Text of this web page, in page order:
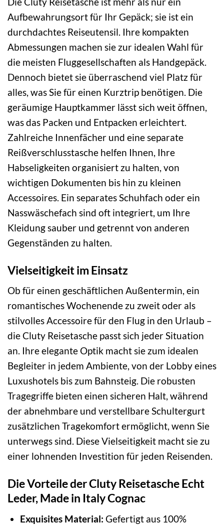
Aufbewahrungsort für Ihr Gepäck; sie ist ein
durchdachtes Reiseutensil. Ihre kompakten
Abmessungen machen sie zur idealen Wahl für
die meisten Fluggesellschaften als Handgepäck.
Dennoch bietet sie überraschend viel Platz für
alles, was Sie für einen Kurztrip benötigen. Die
geräumige Hauptkammer lässt sich weit öffnen,
was das Packen und Entpacken erleichtert.
Zahlreiche Innenfächer und eine separate
Reißverschlusstasche helfen Ihnen, Ihre
Habseligkeiten organisiert zu halten, von
wichtigen Dokumenten bis hin zu kleinen
Accessoires. Ein separates Schuhfach oder ein
Nasswäschefach sind oft integriert, um Ihre
Kleidung sauber und getrennt von anderen
Gegenständen zu halten.
Vielseitigkeit im Einsatz
Ob für einen geschäftlichen Außentermin, ein
romantisches Wochenende zu zweit oder als
stilvolles Accessoire für den Flug in den Urlaub –
die Cluty Reisetasche passt sich jeder Situation
an. Ihre elegante Optik macht sie zum idealen
Begleiter in jedem Ambiente, von der Lobby eines
Luxushotels bis zum Bahnsteig. Die robusten
Tragegriffe bieten einen sicheren Halt, während
der abnehmbare und verstellbare Schultergurt
zusätzlichen Tragekomfort ermöglicht, wenn Sie
unterwegs sind. Diese Vielseitigkeit macht sie zu
einer lohnenden Investition für jeden Reisenden.
Die Vorteile der Cluty Reisetasche Echt
Leder, Made in Italy Cognac
Exquisites Material: Gefertigt aus 100%